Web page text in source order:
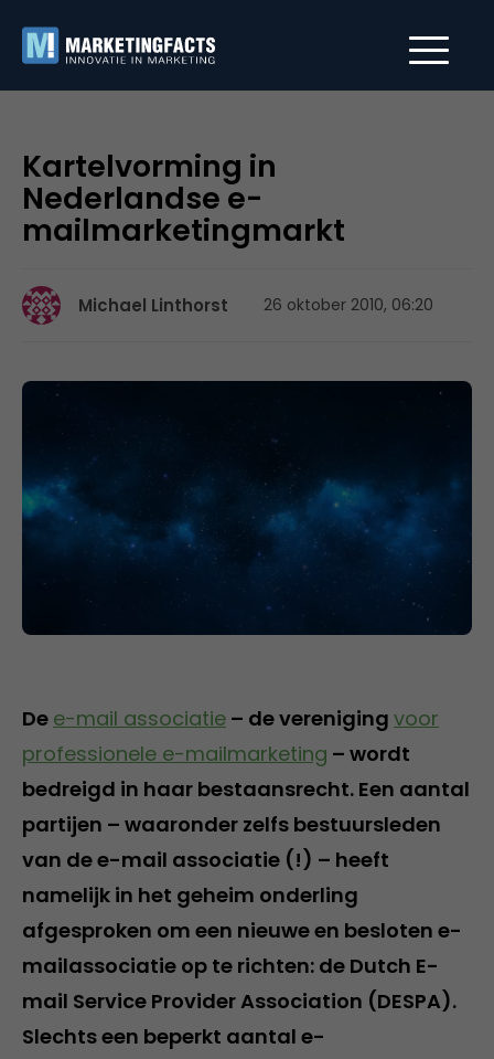
Kartelvorming in
Nederlandse e-
mailmarketingmarkt
Michael Linthorst 26 oktober 2010, 06:20
De e-mail associatie – de vereniging voor
professionele e-mailmarketing – wordt
bedreigd in haar bestaansrecht. Een aantal
partijen – waaronder zelfs bestuursleden
van de e-mail associatie (!) – heeft
namelijk in het geheim onderling
afgesproken om een nieuwe en besloten e-
mailassociatie op te richten: de Dutch E-
mail Service Provider Association (DESPA).
Slechts een beperkt aantal e-